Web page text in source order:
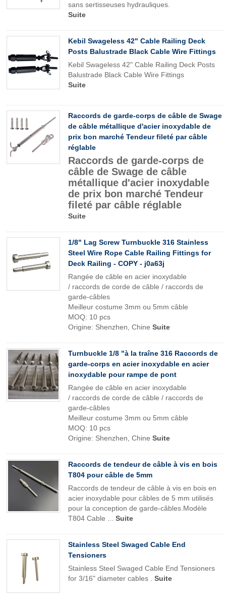
sans sertisseuses hydrauliques.
Suite
Kebil Swageless 42" Cable Railing Deck
Posts Balustrade Black Cable Wire Fittings
Kebil Swageless 42" Cable Railing Deck Posts
Balustrade Black Cable Wire Fittings
Suite
Raccords de garde-corps de câble de Swage
de câble métallique d'acier inoxydable de
prix bon marché Tendeur fileté par câble
réglable
Raccords de garde-corps de
câble de Swage de câble
métallique d'acier inoxydable
de prix bon marché Tendeur
fileté par câble réglable
Suite
1/8" Lag Screw Turnbuckle 316 Stainless
Steel Wire Rope Cable Railing Fittings for
Deck Railing - COPY - j0a63j
Rangée de câble en acier inoxydable
/ raccords de corde de câble / raccords de
garde-câbles
Meilleur costume 3mm ou 5mm câble
MOQ: 10 pcs
Origine: Shenzhen, Chine Suite
Turnbuckle 1/8 "à la traîne 316 Raccords de
garde-corps en acier inoxydable en acier
inoxydable pour rampe de pont
Rangée de câble en acier inoxydable
/ raccords de corde de câble / raccords de
garde-câbles
Meilleur costume 3mm ou 5mm câble
MOQ: 10 pcs
Origine: Shenzhen, Chine Suite
Raccords de tendeur de câble à vis en bois
T804 pour câble de 5mm
Raccords de tendeur de câble à vis en bois en
acier inoxydable pour câbles de 5 mm utilisés
pour la conception de garde-câbles.Modèle
T804 Cable ... Suite
Stainless Steel Swaged Cable End
Tensioners
Stainless Steel Swaged Cable End Tensioners
for 3/16" diameter cables . Suite